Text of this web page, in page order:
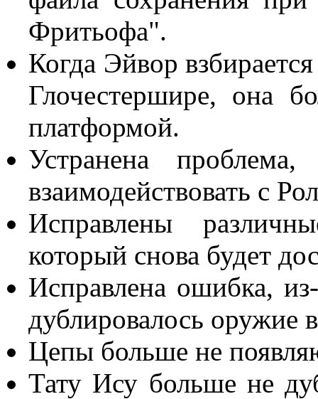
Фритьофа".
Когда Эйвор
Глочестершире, она
платформой.
Устранена
взаимодействовать с
Исправлены
который снова будет
Исправлена ошибка,
дублировалось оружие
Цепы больше не
Тату Ису больше не